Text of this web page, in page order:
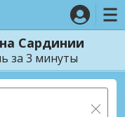
Сардинии
за 3 минуты